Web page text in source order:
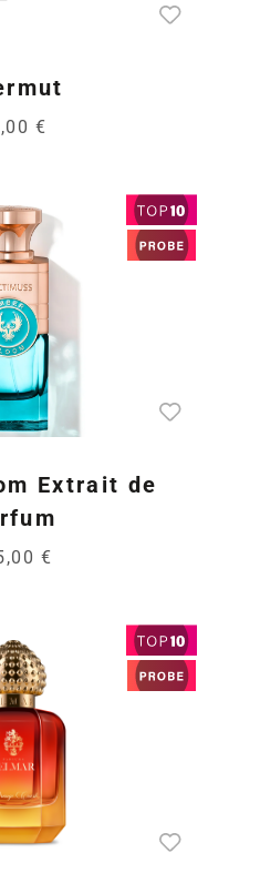
€
Extrait de
€